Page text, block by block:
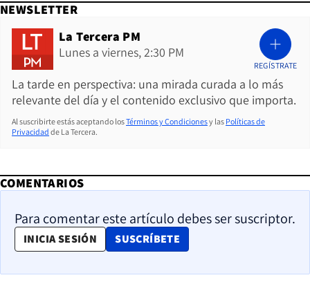
NEWSLETTER
La Tercera PM
Lunes a viernes, 2:30 PM
La tarde en perspectiva: una mirada curada a lo más
relevante del día y el contenido exclusivo que importa.
REGÍSTRATE
Al suscribirte estás aceptando losTérminos y Condicionesy las Políticas de
Privacidad de La Tercera.
COMENTARIOS
Para comentar este artículo debes ser suscriptor.
INICIA SESIÓN SUSCRÍBETE
OPENS IN NEW WINDOW